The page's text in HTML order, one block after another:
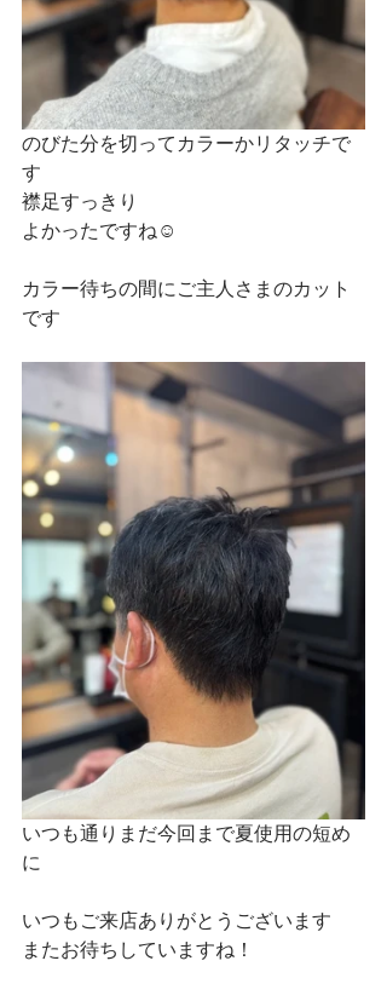
のびた分を切ってカラーかリタッチで
す
襟足すっきり
よかったですね☺
カラー待ちの間にご主人さまのカット
です
いつも通りまだ今回まで夏使用の短め
に
いつもご来店ありがとうございます
またお待ちしていますね！